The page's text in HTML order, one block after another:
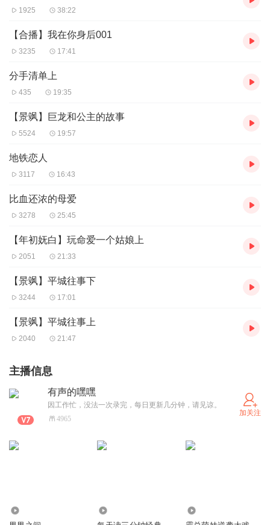
1925 38:22
【合播】我在你身后001
3235 17:41
分手清单上
435 19:35
【景飒】巨龙和公主的故事
5524 19:57
地铁恋人
3117 16:43
比血还浓的母爱
3278 25:45
【年初妩白】玩命爱一个姑娘上
2051 21:33
【景飒】平城往事下
3244 17:01
【景飒】平城往事上
2040 21:47
主播信息
有声的嘿嘿
因工作忙，没法一次录完，每日更新几分钟，请见谅。
4965
加关注